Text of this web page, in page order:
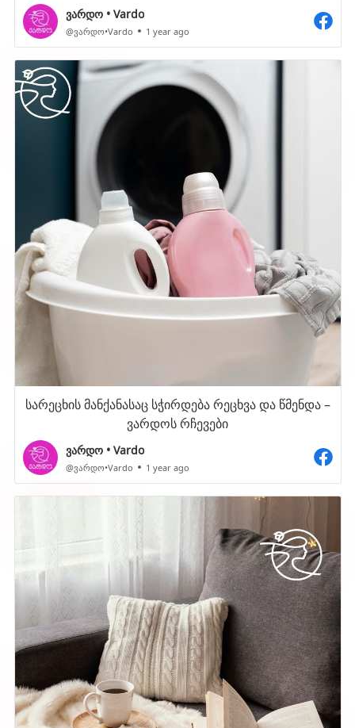
ვარდო • Vardo
@ვარდო•Vardo 1 year ago
სარეცხის მანქანასაც სჭირდება რეცხვა და წმენდა –
ვარდოს რჩევები
ვარდო • Vardo
@ვარდო•Vardo 1 year ago